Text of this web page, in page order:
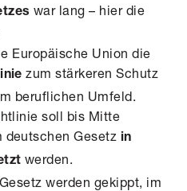
war lang – hier die
Europäische Union die
zum stärkeren Schutz
beruflichen Umfeld.
soll bis Mitte
deutschen Gesetz in
werden.
werden gekippt, im